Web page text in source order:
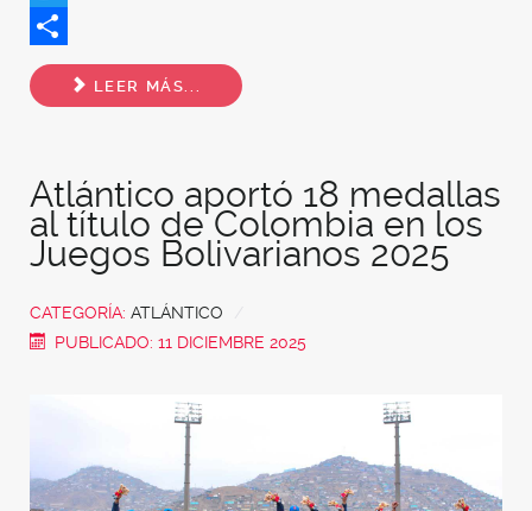
Twitter
Share
LEER MÁS...
Atlántico aportó 18 medallas
al título de Colombia en los
Juegos Bolivarianos 2025
CATEGORÍA: ATLÁNTICO
PUBLICADO: 11 DICIEMBRE 2025